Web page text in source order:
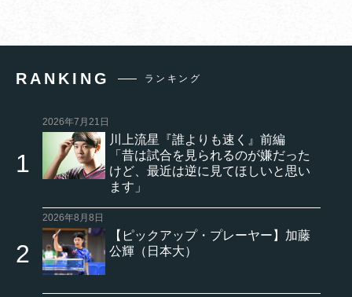
RANKING ランキング
2026年7月21日
川上流星『誰よりも速く』前編
「昔は試合を見られるのが嫌だった
けど、最近は逆に見てほしいと思い
ます」
2026年8月8日
【ピックアップ・プレーヤー】加藤
公輝（日本大）